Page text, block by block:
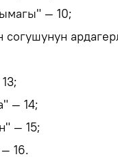
— 10;
согушунун
— 14;
— 15;
16.